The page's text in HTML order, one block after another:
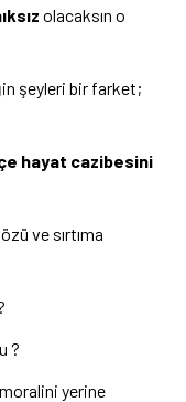
olacaksın o
şeyleri bir farket;
hayat cazibesini
ve sırtıma
?
yerine